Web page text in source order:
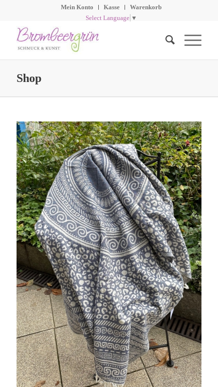
Mein Konto Kasse
Warenkorb
Select Language ▼
Shop